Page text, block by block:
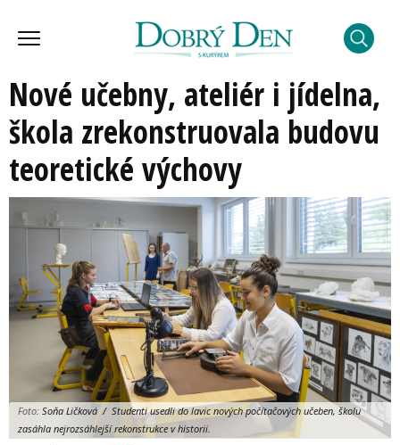
Nové učebny, ateliér i jídelna,
škola zrekonstruovala budovu
teoretické výchovy
Foto: Soňa Ličková / Studenti usedli do lavic nových počítačových učeben, školu
zasáhla nejrozsáhlejší rekonstrukce v historii.